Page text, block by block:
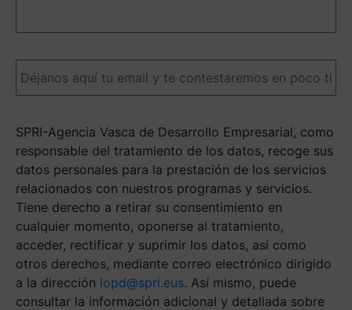
darte
una
ágil.
(Obligatorio)
Email (Obligatorio)
SPRI-Agencia Vasca de Desarrollo Empresarial, como
responsable del tratamiento de los datos, recoge sus
datos personales para la prestación de los servicios
relacionados con nuestros programas y servicios.
Tiene derecho a retirar su consentimiento en
cualquier momento, oponerse al tratamiento,
acceder, rectificar y suprimir los datos, así como
otros derechos, mediante correo electrónico dirigido
a la dirección lopd@spri.eus. Así mismo, puede
consultar la información adicional y detallada sobre